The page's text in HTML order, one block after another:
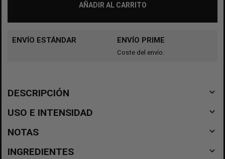
AÑADIR AL CARRITO
ENVÍO ESTÁNDAR ENVÍO PRIME
Coste del envío:
DESCRIPCIÓN navigate_before
USO E INTENSIDAD navigate_before
NOTAS navigate_before
INGREDIENTES navigate_before